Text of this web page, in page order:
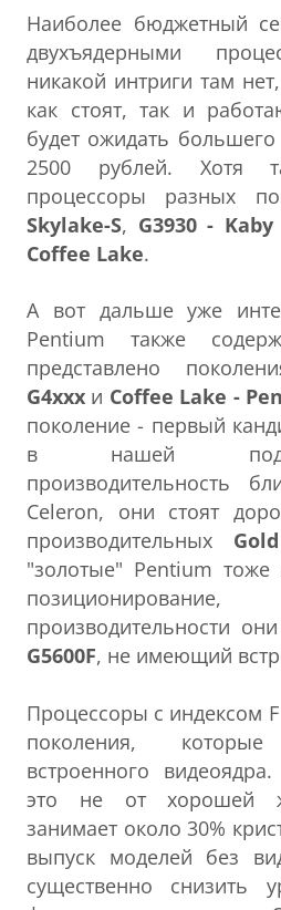
Наиболее бюджетный
двухъядерными
никакой интриги там
как стоят, так и
будет ожидать
2500 рублей. Хотя
процессоры разных
Skylake-S, G3930 -
Coffee Lake.
А вот дальше уже
Pentium также
представлено
G4xxx и Coffee Lake -
поколение - первый
в нашей
производительность
Celeron, они стоят
производительных
"золотые" Pentium
производительности
G5600F, не имеющий
Процессоры с индексом
поколения,
встроенного
это не от хорошей
занимает около 30%
выпуск моделей без
существенно снизить